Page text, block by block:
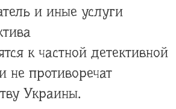
и иные услуги
к частной детективной
не противоречат
Украины.